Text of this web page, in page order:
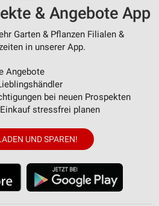
& Angebote App
Garten & Pflanzen Filialen &
in unserer App.
Angebote
bei neuen Prospekten
stressfrei planen
UND SPAREN!